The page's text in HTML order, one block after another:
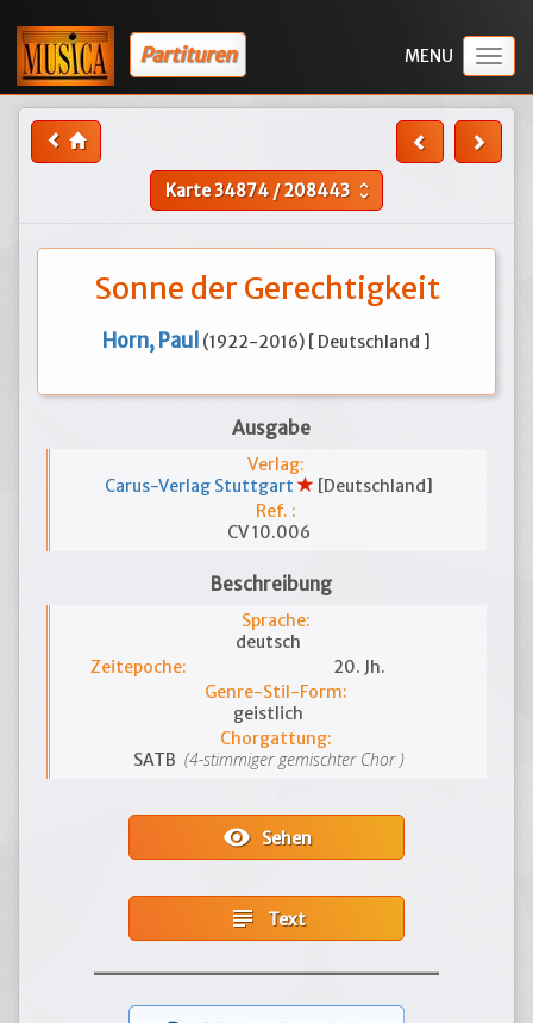
Partituren
Karte34874/208443 unfold_more
Sonne der Gerechtigkeit
Horn, Paul (1922-2016) [ Deutschland ]
Ausgabe
Verlag:
Carus-Verlag Stuttgart
[Deutschland]
Ref. :
CV 10.006
Beschreibung
Sprache:
deutsch
Zeitepoche:
20. Jh.
Genre-Stil-Form:
geistlich
Chorgattung:
SATB (4-stimmiger gemischter Chor )
visibilitySehen
subject Text